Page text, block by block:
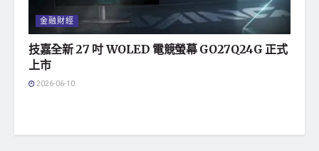
金融財經
技嘉全新 27 吋 WOLED 電競螢幕 GO27Q24G 正式
上市
2026-06-10